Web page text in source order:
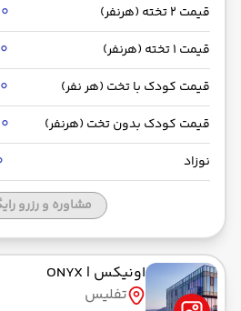
قیمت 2 تخته (هرنفر)
قیمت 1 تخته (هرنفر)
قیمت کودک با تخت (هر نفر)
قیمت کودک بدون تخت (هرنفر)
نوزاد
مشاوره و رزرو
اونیکس | ONYX
تفلیس